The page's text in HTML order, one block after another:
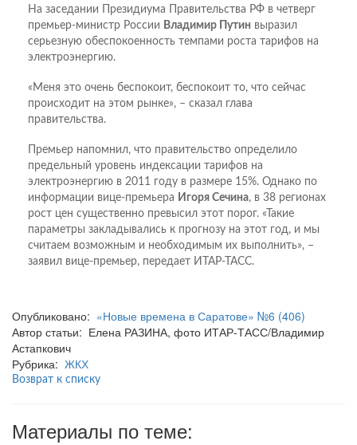
На заседании Президиума Правительства РФ в четверг
премьер-министр России Владимир Путин выразил
серьезную обеспокоенность темпами роста тарифов на
электроэнергию.
«Меня это очень беспокоит, беспокоит то, что сейчас
происходит на этом рынке», – сказал глава
правительства.
Премьер напомнил, что правительство определило
предельный уровень индексации тарифов на
электроэнергию в 2011 году в размере 15%. Однако по
информации вице-премьера Игоря Сечина, в 38 регионах
рост цен существенно превысил этот порог. «Такие
параметры закладывались к прогнозу на этот год, и мы
считаем возможным и необходимым их выполнить», –
заявил вице-премьер, передает ИТАР-ТАСС.
Опубликовано: «Новые времена в Саратове» №6 (406)
Автор статьи: Елена РАЗИНА, фото ИТАР-ТАСС/Владимир
Астапкович
Рубрика: ЖКХ
Возврат к списку
Материалы по теме: